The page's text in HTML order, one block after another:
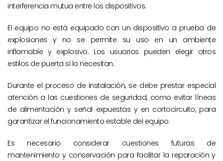
interferencia mutua entre los dispositivos.
El equipo no está equipado con un dispositivo a prueba de
explosiones y no se permite su uso en un ambiente
inflamable y explosivo. Los usuarios pueden elegir otros
estilos de puerta si lo necesitan.
Durante el proceso de instalación, se debe prestar especial
atención a las cuestiones de seguridad, como evitar líneas
de alimentación y señal expuestas y en cortocircuito, para
garantizar el funcionamiento estable del equipo.
Es necesario considerar cuestiones futuras de
mantenimiento y conservación para facilitar la reparación y